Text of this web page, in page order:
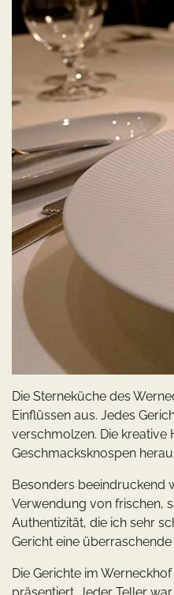
Die Sterneküche des
Einflüssen aus. Jedes
verschmolzen. Die kreative
Geschmacksknospen
Besonders beeindruckend
Verwendung von frischen,
Authentizität, die ich sehr
Gericht eine
Die Gerichte im